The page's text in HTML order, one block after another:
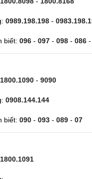
0989.198.198 -
biết: 096 - 097 - 098 - 086 -
1800.1090 - 9090
0908.144.144
biết: 090 - 093 - 089 - 07
1800.1091